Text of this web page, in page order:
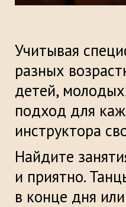
Учитывая
разных
детей,
подход для
инструктора
Найдите
и приятно.
в конце дня